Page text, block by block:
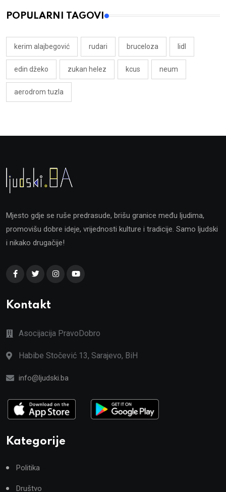
POPULARNI TAGOVI
kerim alajbegović rudari bruceloza lidl
edin džeko zukan helez kcus neum
aerodrom tuzla
Mjesto gdje se ruše predrasude, brišu granice među ljudima,
promovišu dobre ideje, vrijednosti kulture i tradicije. Samo ljudski
i nikako drugačije!
Kontakt
Asocijacija PravoDobro
Habibe Stočević 13, Sarajevo, BiH
info@ljudski.ba
Kategorije
Politika
Društvo